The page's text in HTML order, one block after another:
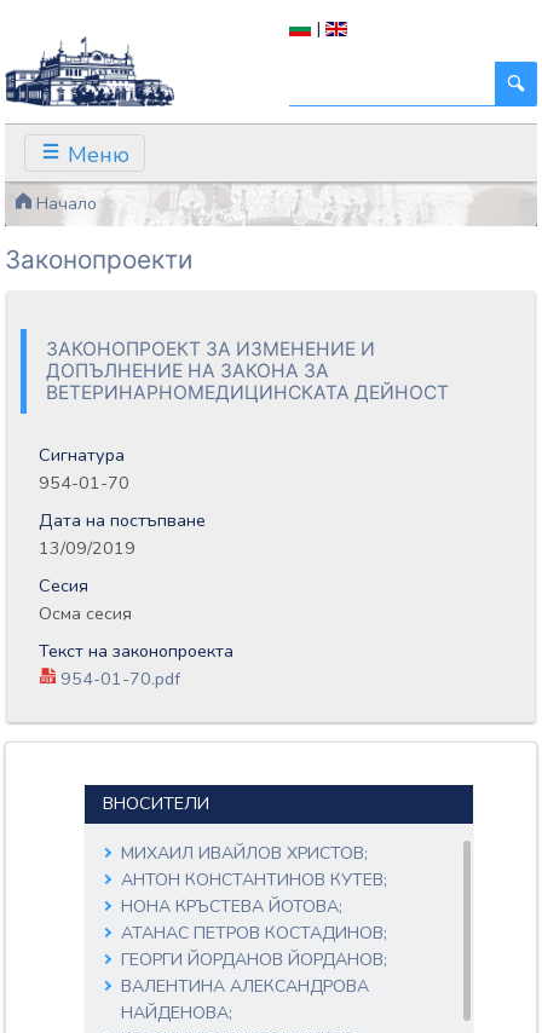
|
Меню
Начало
Законопроекти
ЗАКОНОПРОЕКТ ЗА ИЗМЕНЕНИЕ И
ДОПЪЛНЕНИЕ НА ЗАКОНА ЗА
ВЕТЕРИНАРНОМЕДИЦИНСКАТА ДЕЙНОСТ
Сигнатура
954-01-70
Дата на постъпване
13/09/2019
Сесия
Осма сесия
Текст на законопроекта
954-01-70.pdf
ВНОСИТЕЛИ
МИХАИЛ ИВАЙЛОВ ХРИСТОВ;
АНТОН КОНСТАНТИНОВ КУТЕВ;
НОНА КРЪСТЕВА ЙОТОВА;
АТАНАС ПЕТРОВ КОСТАДИНОВ;
ГЕОРГИ ЙОРДАНОВ ЙОРДАНОВ;
ВАЛЕНТИНА АЛЕКСАНДРОВА
НАЙДЕНОВА;